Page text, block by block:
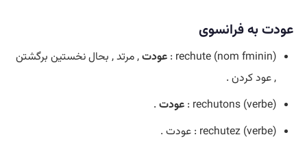
عودت به فرانسوی
(rechute (nom fminin : عودت, مرتد , بحال نخستین برگشتن
, عود کردن .
(rechutons (verbe :
عودت .
(rechutez (verbe : عودت
.